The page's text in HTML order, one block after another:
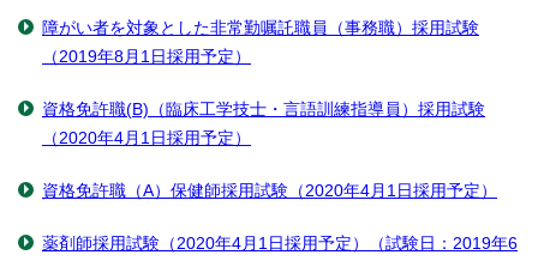
障がい者を対象とした非常勤嘱託職員（事務職）採用試験
（2019年8月1日採用予定）
資格免許職(B)（臨床工学技士・言語訓練指導員）採用試験
（2020年4月1日採用予定）
資格免許職（A）保健師採用試験（2020年4月1日採用予定）
薬剤師採用試験（2020年4月1日採用予定）（試験日：2019年6